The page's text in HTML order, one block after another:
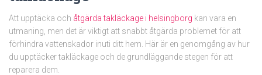
Att upptäcka och åtgärda takläckage i helsingborg kan vara en
utmaning, men det är viktigt att snabbt åtgärda problemet för att
förhindra vattenskador inuti ditt hem. Här är en genomgång av hur
du upptäcker takläckage och de grundläggande stegen för att
reparera dem.